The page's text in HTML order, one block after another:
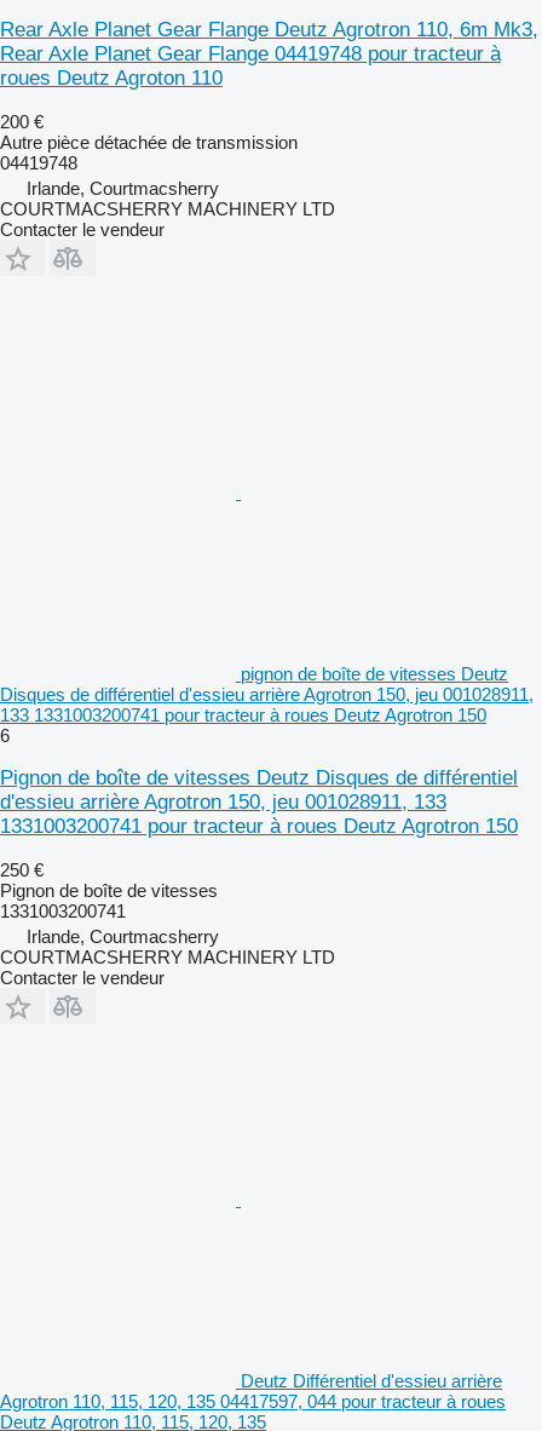
Rear Axle Planet Gear Flange Deutz Agrotron 110, 6m Mk3,
Rear Axle Planet Gear Flange 04419748 pour tracteur à
roues Deutz Agroton 110
200 €
Autre pièce détachée de transmission
04419748
Irlande, Courtmacsherry
COURTMACSHERRY MACHINERY LTD
Contacter le vendeur
pignon de boîte de vitesses Deutz
Disques de différentiel d'essieu arrière Agrotron 150, jeu 001028911,
133 1331003200741 pour tracteur à roues Deutz Agrotron 150
6
Pignon de boîte de vitesses Deutz Disques de différentiel
d'essieu arrière Agrotron 150, jeu 001028911, 133
1331003200741 pour tracteur à roues Deutz Agrotron 150
250 €
Pignon de boîte de vitesses
1331003200741
Irlande, Courtmacsherry
COURTMACSHERRY MACHINERY LTD
Contacter le vendeur
Deutz Différentiel d'essieu arrière
Agrotron 110, 115, 120, 135 04417597, 044 pour tracteur à roues
Deutz Agrotron 110, 115, 120, 135